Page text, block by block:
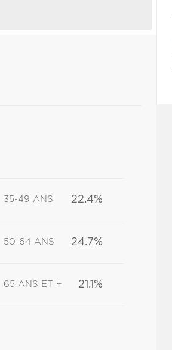
35-49 ANS 22.4%
50-64 ANS 24.7%
65 ANS ET + 21.1%